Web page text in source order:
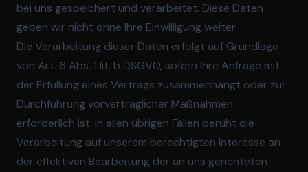
bei uns gespeichert und verarbeitet. Diese Daten
geben wir nicht ohne Ihre Einwilligung weiter.
Die Verarbeitung dieser Daten erfolgt auf Grundlage
von Art. 6 Abs. 1 lit. b DSGVO, sofern Ihre Anfrage mit
der Erfüllung eines Vertrags zusammenhängt oder zur
Durchführung vorvertraglicher Maßnahmen
erforderlich ist. In allen übrigen Fällen beruht die
Verarbeitung auf unserem berechtigten Interesse an
der effektiven Bearbeitung der an uns gerichteten